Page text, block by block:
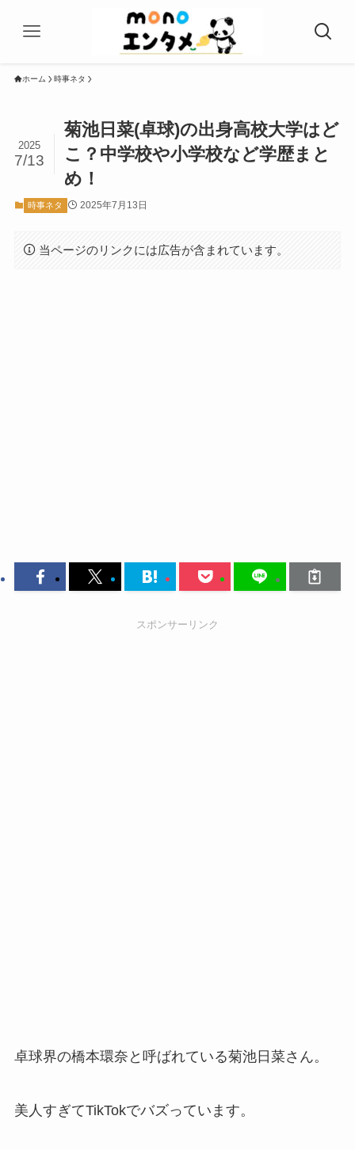
ホーム 時事ネタ
菊池日菜(卓球)の出身高校大学はど
こ？中学校や小学校など学歴まと
め！
2025
7/13
時事ネタ 2025年7月13日
当ページのリンクには広告が含まれています。
スポンサーリンク
卓球界の橋本環奈と呼ばれている菊池日菜さん。
美人すぎてTikTokでバズっています。